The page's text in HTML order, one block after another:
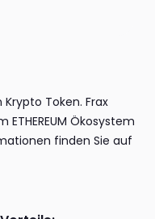
Token. Frax
Ökosystem
finden Sie auf